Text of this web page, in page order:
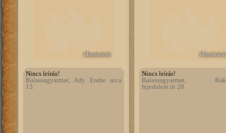
illusztráció
Nincs leírás!
Balassagyarmat, Ady Endre utca
15.
illusztráció
Nincs leírás!
Balassagyarmat,
fejedelem út 28.